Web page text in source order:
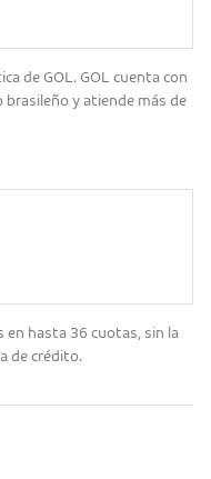
de GOL. GOL cuenta con
y atiende más de
en hasta 36 cuotas, sin la
de crédito.